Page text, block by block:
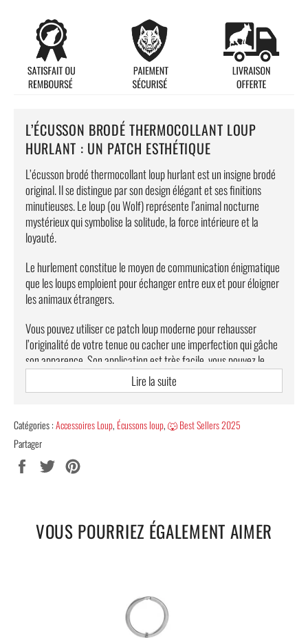
L’ÉCUSSON BRODÉ THERMOCOLLANT LOUP
HURLANT : UN PATCH ESTHÉTIQUE
L’écusson brodé thermocollant loup hurlant est un insigne brodé
original. Il se distingue par son design élégant et ses finitions
minutieuses. Le loup (ou Wolf) représente l’animal nocturne
mystérieux qui symbolise la solitude, la force intérieure et la
loyauté.
Le hurlement constitue le moyen de communication énigmatique
que les loups emploient pour échanger entre eux et pour éloigner
les animaux étrangers.
Vous pouvez utiliser ce patch loup moderne pour rehausser
l’originalité de votre tenue ou cacher une imperfection qui gâche
son apparence. Son application est très facile, vous pouvez le
coudre ou le poser à l’aide du fer à repasser en quelques minutes.
Écusson brodéqui peut être repassé ou cousu sur tout type
de vêtements et accessoires (Veste, T-shirt, Sweat, Chemise,
Pantalon, Robe, Bonnet, Sac à dos etc..).
Taille : 9 cm x 10 cm.
Lire la suite
Catégories :Accessoires Loup, Écussons loup,🐺 Best Sellers 2025
Partager
Partager Tweeter
VOUS POURRIEZ ÉGALEMENT AIMER